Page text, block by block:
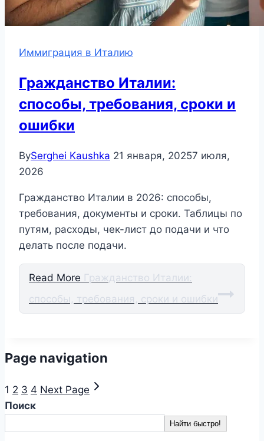
Иммиграция в Италию
Гражданство Италии:
способы, требования, сроки и
ошибки
BySerghei Kaushka 21 января, 20257 июля,
2026
Гражданство Италии в 2026: способы,
требования, документы и сроки. Таблицы по
путям, расходы, чек-лист до подачи и что
делать после подачи.
Read More Гражданство Италии:
способы, требования, сроки и ошибки
Page navigation
1 2 3 4 Next Page
Поиск
Найти быстро!